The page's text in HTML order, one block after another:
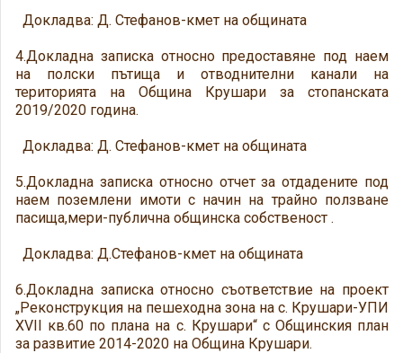
Докладва: Д. Стефанов-кмет на общината
4.Докладна записка относно предоставяне под наем
на полски пътища и отводнителни канали на
територията на Община Крушари за стопанската
2019/2020 година.
Докладва: Д. Стефанов-кмет на общината
5.Докладна записка относно отчет за отдадените под
наем поземлени имоти с начин на трайно ползване
пасища,мери-публична общинска собственост .
Докладва: Д.Стефанов-кмет на общината
6.Докладна записка относно съответствие на проект
„Реконструкция на пешеходна зона на с. Крушари-УПИ
XVII кв.60 по плана на с. Крушари“ с Общинския план
за развитие 2014-2020 на Община Крушари.